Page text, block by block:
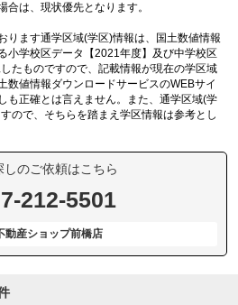
は、現状優先となります。
ります通学区域(学区)情報は、国土数値情報
小学校区データ【2021年度】及び中学校区
たものですので、記載情報が現在の学区域
数値情報ダウンロードサービスのWEBサイ
も正確とは言えません。また、通学区域(学
ので、そちらを踏まえ学区情報は参考とし
しのご依頼はこちら
212-5501
動産ショップ前橋店